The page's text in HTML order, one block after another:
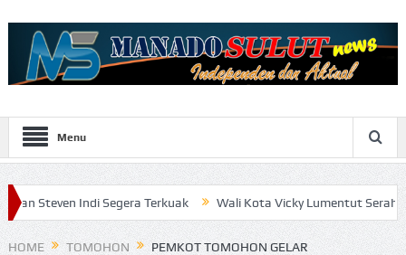
Menu
Segera Terkuak Wali Kota Vicky Lumentut Serahkan LKPD
HOME TOMOHON
PEMKOT TOMOHON GELAR